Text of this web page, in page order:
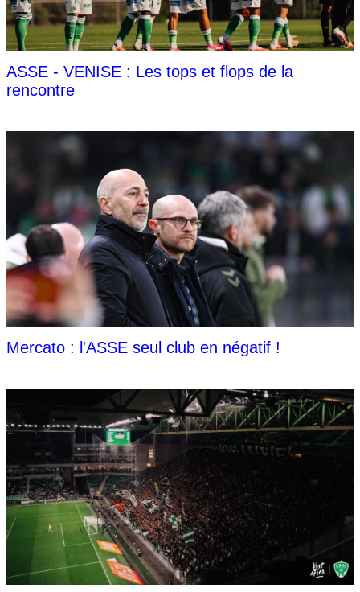
ASSE - VENISE : Les tops et flops de la
rencontre
Mercato : l'ASSE seul club en négatif !